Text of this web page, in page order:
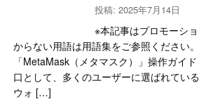
投稿: 2025年7月14日
※本記事はプロモーシ
からない用語は用語集をご参照ください
「MetaMask（メタマスク）」操作ガイ
口として、多くのユーザーに選ばれてい
ウォ […]